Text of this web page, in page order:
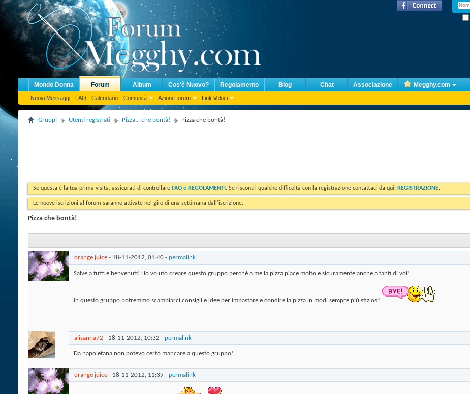
Mondo Donna Forum
Nuovi Messaggi FAQ Calendario Comunità Azioni Forum Link Veloci
Album Cos'è Nuovo? Regolamento Blog Chat Associazione Megghy.com
Gruppi Utenti registrati Pizza... che bontà! Pizza che bontà!
Se questa è la tua prima visita, assicurati di controllare FAQ e REGOLAMENTI . Se riscontri qualche difficoltà con la registrazione contattaci da qui: REGISTRAZIONE.
Le nuove iscrizioni al forum saranno attivate nel giro di una settimana dall'iscrizione.
Pizza che bontà!
orange juice - 18-11-2012, 01:40 - permalink
Salve a tutti e benvenuti! Ho voluto creare questo gruppo perché a me la pizza piace molto e sicuramente anche a tanti di voi!
In questo gruppo potremmo scambiarci consigli e idee per impastare e condire la pizza in modi sempre più sfiziosi!
alisanna72 - 18-11-2012, 10:32 - permalink
Da napoletana non potevo certo mancare a questo gruppo!
orange juice - 18-11-2012, 11:39 - permalink